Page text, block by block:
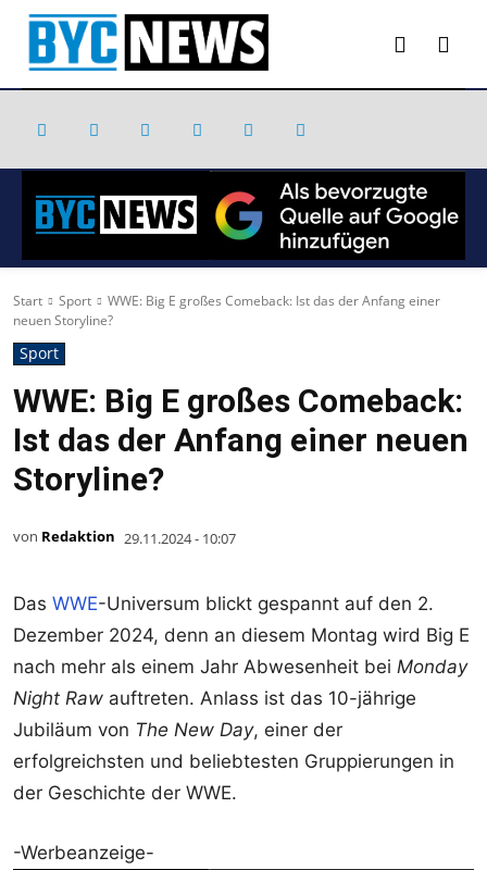
Start Sport
WWE: Big E großes Comeback: Ist das der Anfang einer
neuen Storyline?
Sport
WWE: Big E großes Comeback:
Ist das der Anfang einer neuen
Storyline?
von Redaktion 29.11.2024 - 10:07
Das WWE-Universum blickt gespannt auf den 2.
Dezember 2024, denn an diesem Montag wird Big E
nach mehr als einem Jahr Abwesenheit bei Monday
Night Raw auftreten. Anlass ist das 10-jährige
Jubiläum von The New Day, einer der
erfolgreichsten und beliebtesten Gruppierungen in
der Geschichte der WWE.
-Werbeanzeige-